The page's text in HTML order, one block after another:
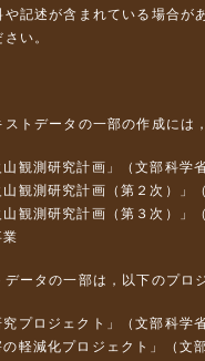
記述が含まれている場合が
い。
トデータの一部の作成には
山観測研究計画」（文部科学
観測研究計画（第２次）」
観測研究計画（第３次）」
ータの一部は，以下のプロ
究プロジェクト」（文部科
の軽減化プロジェクト」（